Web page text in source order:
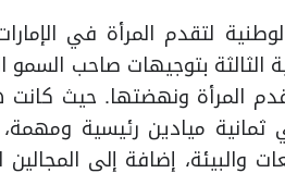
لتقدم المرأة في
الثالثة بتوجيهات صاحب
المرأة ونهضتها. حيث
ثمانية ميادين رئيسية ومهمة،
والبيئة، إضافة إلى المجالين